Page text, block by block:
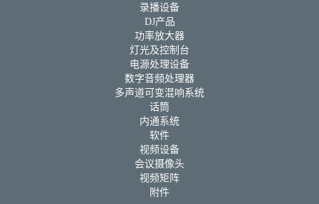
录播设备
DJ产品
功率放大器
灯光及控制台
电源处理设备
数字音频处理器
多声道可变混响系统
话筒
内通系统
软件
视频设备
会议摄像头
视频矩阵
附件